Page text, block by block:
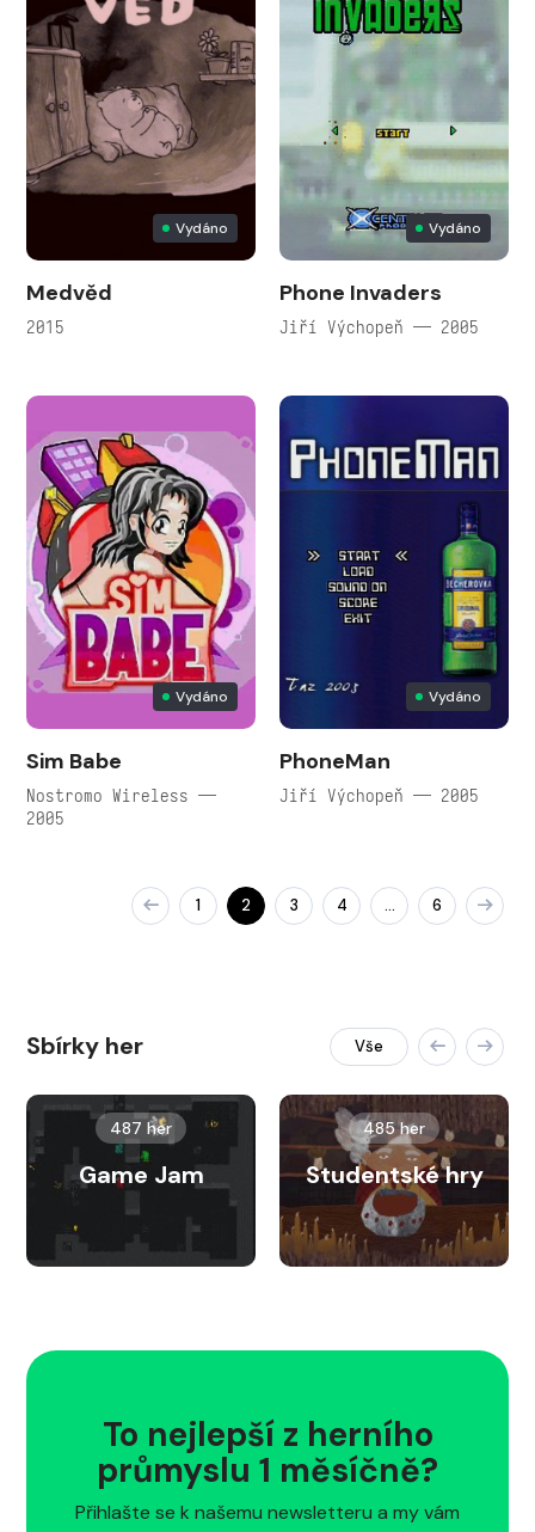
Vydáno
Medvěd
2015
Vydáno
Phone Invaders
Jiří Výchopeň — 2005
Vydáno
Sim Babe
Nostromo Wireless —
2005
Vydáno
PhoneMan
Jiří Výchopeň — 2005
1 2 3 4 … 6
Sbírky her Vše
487 her
Game Jam
485 her
Studentské hry
To nejlepší z herního
průmyslu 1 měsíčně?
Přihlašte se k našemu newsletteru a my vám